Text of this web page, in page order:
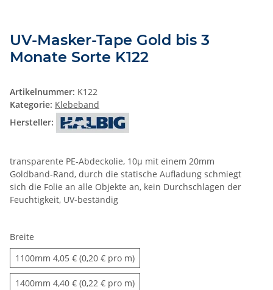
UV-Masker-Tape Gold bis 3
Monate Sorte K122
Artikelnummer: K122
Kategorie: Klebeband
Hersteller:
transparente PE-Abdeckolie, 10µ mit einem 20mm
Goldband-Rand, durch die statische Aufladung schmiegt
sich die Folie an alle Objekte an, kein Durchschlagen der
Feuchtigkeit, UV-beständig
Breite
1100mm 1100mm
4,05 € (0,20 € pro m)
1400mm 1400mm
4,40 € (0,22 € pro m)